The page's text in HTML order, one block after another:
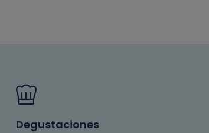
Degustaciones